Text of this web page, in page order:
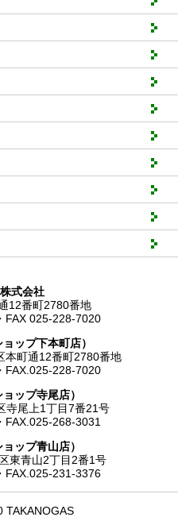
式会社
12番町2780番地
・FAX 025-228-7020
ップ下本町店）
町通12番町2780番地
・FAX.025-228-7020
ップ寺尾店）
尾上1丁目7番21号
・FAX.025-268-3031
ップ青山店）
東青山2丁目2番1号
FAX.025-231-3376
TAKANOGAS